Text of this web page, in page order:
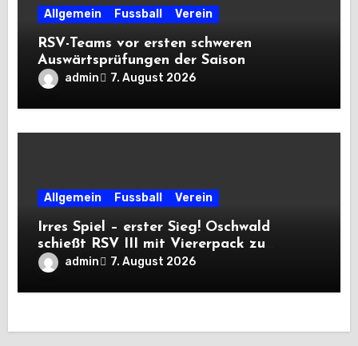
Allgemein Fussball Verein
RSV-Teams vor ersten schweren
Auswärtsprüfungen der Saison
admin 7. August 2026
Allgemein Fussball Verein
Irres Spiel – erster Sieg! Oschwald
schießt RSV III mit Viererpack zu
Premiere
admin 7. August 2026